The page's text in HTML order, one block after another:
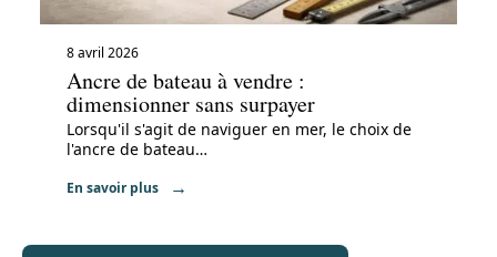
8 avril 2026
Ancre de bateau à vendre :
dimensionner sans surpayer
Lorsqu'il s'agit de naviguer en mer, le choix de
l'ancre de bateau…
En savoir plus